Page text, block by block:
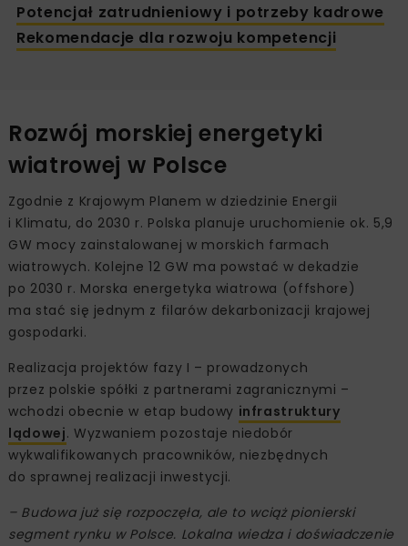
Potencjał zatrudnieniowy i potrzeby kadrowe
Rekomendacje dla rozwoju kompetencji
Rozwój morskiej energetyki
wiatrowej w Polsce
Zgodnie z Krajowym Planem w dziedzinie Energii
i Klimatu, do 2030 r. Polska planuje uruchomienie ok. 5,9
GW mocy zainstalowanej w morskich farmach
wiatrowych. Kolejne 12 GW ma powstać w dekadzie
po 2030 r. Morska energetyka wiatrowa (offshore)
ma stać się jednym z filarów dekarbonizacji krajowej
gospodarki.
Realizacja projektów fazy I – prowadzonych
przez polskie spółki z partnerami zagranicznymi –
wchodzi obecnie w etap budowy infrastruktury
lądowej. Wyzwaniem pozostaje niedobór
wykwalifikowanych pracowników, niezbędnych
do sprawnej realizacji inwestycji.
– Budowa już się rozpoczęła, ale to wciąż pionierski
segment rynku w Polsce. Lokalna wiedza i doświadczenie